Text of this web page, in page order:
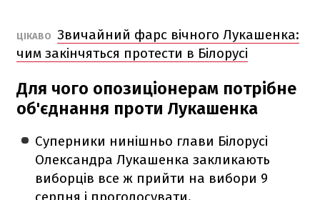
ЦІКАВО Звичайний фарс вічного Лукашенка:
чим закінчяться протести в Білорусі
Для чого опозиціонерам потрібне
об'єднання проти Лукашенка
Суперники нинішньо глави Білорусі
Олександра Лукашенка закликають
виборців все ж прийти на вибори 9
серпня і проголосувати.